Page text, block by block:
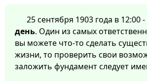
25 сентября 1903 года в 12:00 -
день. Один из самых
вы можете что-то сделать
жизни, то проверить свои
заложить фундамент следует